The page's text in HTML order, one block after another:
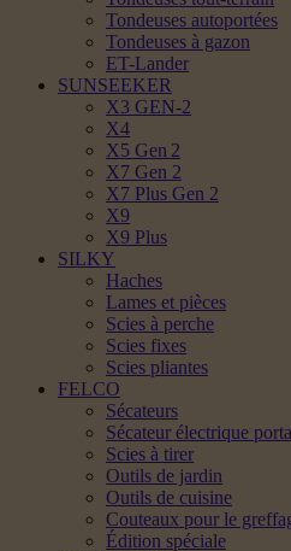
Tondeuses autoportées
Tondeuses à gazon
ET-Lander
SUNSEEKER
X3 GEN-2
X4
X5 Gen 2
X7 Gen 2
X7 Plus Gen 2
X9
X9 Plus
SILKY
Haches
Lames et pièces
Scies à perche
Scies fixes
Scies pliantes
FELCO
Sécateurs
Sécateur électrique
Scies à tirer
Outils de jardin
Outils de cuisine
Couteaux pour le
Édition spéciale